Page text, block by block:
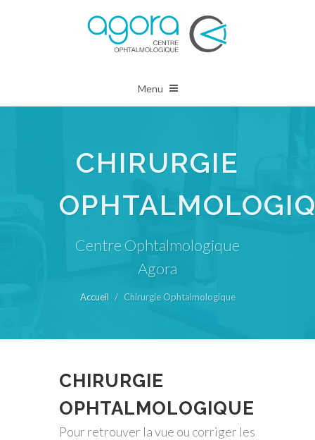
Menu
CHIRURGIE
Centre Ophtalmologique
Agora
Accueil Chirurgie Ophtalmologique
CHIRURGIE
OPHTALMOLOGIQUE
Pour retrouver la vue ou corriger les